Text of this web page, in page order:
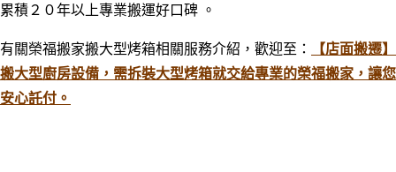
累積２０年以上專業搬運好口碑 。
有關榮福搬家搬大型烤箱相關服務介紹，歡迎至：
【店面搬遷】
搬大型廚房設備，需拆裝大型烤箱就交給專業的榮福搬家，讓您
安心託付。